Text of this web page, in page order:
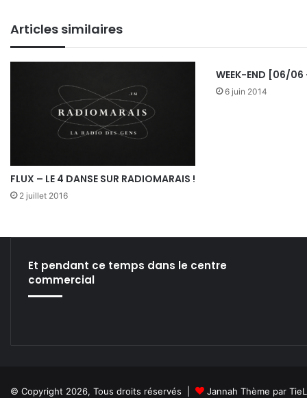
Articles similaires
FLUX – LE 4 DANSE SUR RADIOMARAIS !
2 juillet 2016
WEEK-END [06/
6 juin 2014
Et pendant ce temps dans le centre
commercial
© Copyright 2026, Tous droits réservés | Jannah Thème par